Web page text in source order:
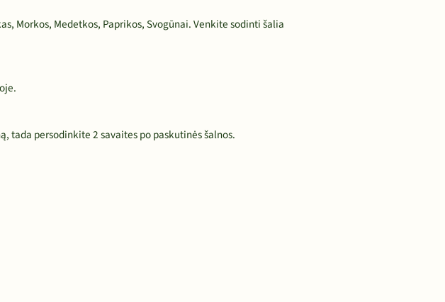
Morkos, Medetkos, Paprikos, Svogūnai. Venkite sodinti šalia
tada persodinkite 2 savaites po paskutinės šalnos.